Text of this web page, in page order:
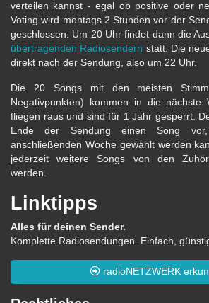
verteilen kannst - egal ob positive oder
Voting wird montags 2 Stunden vor der
geschlossen. Um 20 Uhr findet dann die
übertragenden Radiosendern statt. Die
direkt nach der Sendung, also um 22 Uhr.
Die 20 Songs mit den meisten
Negativpunkten) kommen in die nächste
fliegen raus und sind für 1 Jahr gesperrt.
Ende der Sendung einen Song
anschließenden Woche gewählt werden
jederzeit weitere Songs von den
werden.
Linktipps
Alles für deinen Sender.
Komplette Radiosendungen. Einfach,
radioNETZWERK